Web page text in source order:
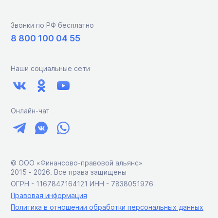
Звонки по РФ бесплатно
8 800 100 04 55
Наши социальные сети
Онлайн-чат
© ООО «Финансово-правовой альянс»
2015 ‑ 2026. Все права защищены
ОГРН - 1167847164121 ИНН - 7838051976
Правовая информация
Политика в отношении обработки персональных данных